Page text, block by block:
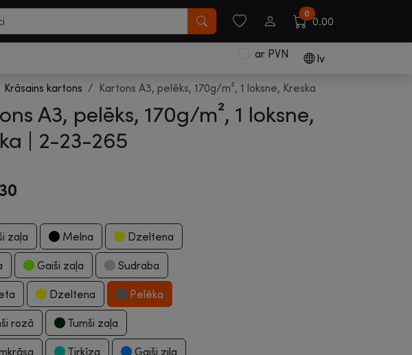
0
0.00
ar PVN lv
Krāsains kartons Kartons A3, pelēks, 170g/m², 1 loksne, Kreska
A3, pelēks, 170g/m², 1 loksne,
| 2-23-265
zaļa Melna Dzeltena
Gaiši zaļa Sudraba
Dzeltena Pelēka
rozā Tumši zaļa
Tirkīza Gaiši zila